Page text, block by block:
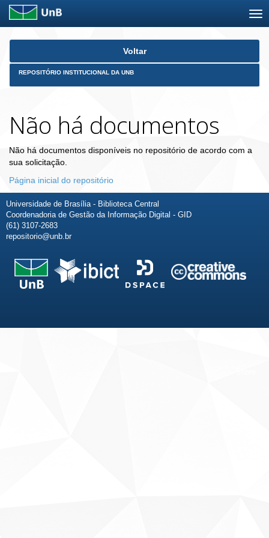
Skip
Voltar
REPOSITÓRIO INSTITUCIONAL DA UNB
Não há documentos
Não há documentos disponíveis no repositório de acordo com a
sua solicitação.
Página inicial do repositório
Universidade de Brasília - Biblioteca Central
Coordenadoria de Gestão da Informação Digital - GID
(61) 3107-2683
repositorio@unb.br